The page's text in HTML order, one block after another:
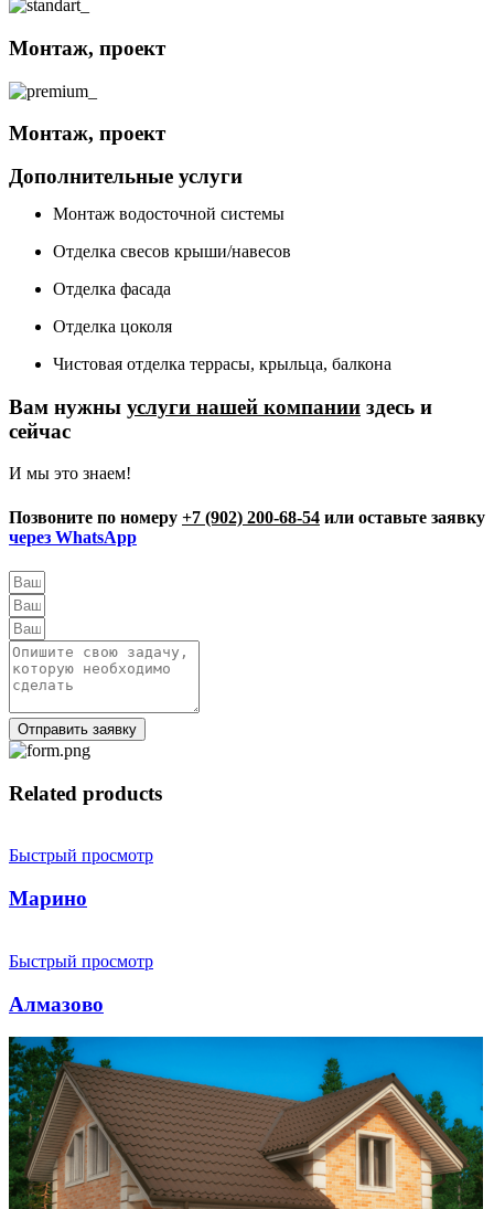
Монтаж, проект
Монтаж, проект
Дополнительные услуги
Монтаж водосточной системы
Отделка свесов крыши/навесов
Отделка фасада
Отделка цоколя
Чистовая отделка террасы, крыльца, балкона
Вам нужны услуги нашей компании здесь и
сейчас
И мы это знаем!
Позвоните по номеру +7 (902) 200-68-54 или оставьте заявку
через WhatsApp
Отправить заявку
Related products
Быстрый просмотр
Марино
Быстрый просмотр
Алмазово